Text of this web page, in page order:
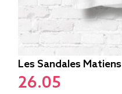
Les Sandales Matiens
26.05